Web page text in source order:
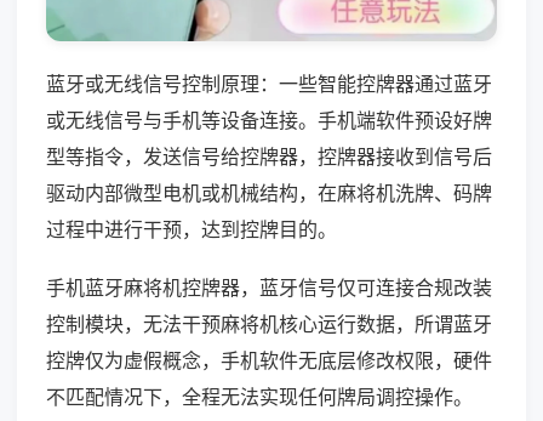
蓝牙或无线信号控制原理：一些智能控牌器通过蓝牙
或无线信号与手机等设备连接。手机端软件预设好牌
型等指令，发送信号给控牌器，控牌器接收到信号后
驱动内部微型电机或机械结构，在麻将机洗牌、码牌
过程中进行干预，达到控牌目的。
手机蓝牙麻将机控牌器，蓝牙信号仅可连接合规改装
控制模块，无法干预麻将机核心运行数据，所谓蓝牙
控牌仅为虚假概念，手机软件无底层修改权限，硬件
不匹配情况下，全程无法实现任何牌局调控操作。